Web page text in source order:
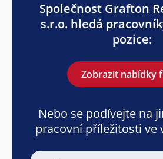
Společnost Grafton
s.r.o. hledá
pozice:
Zobrazit nabídky
Nebo se podívejte na
pracovní příležitosti ve